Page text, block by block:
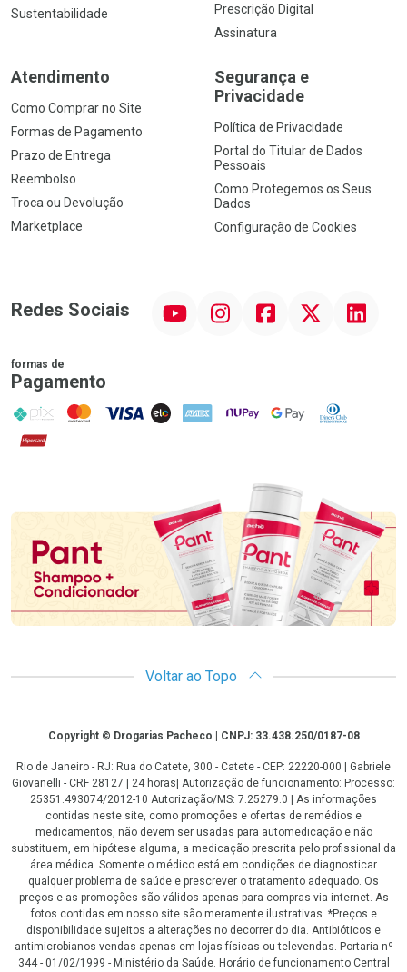
Sustentabilidade
Prescrição Digital
Assinatura
Atendimento
Como Comprar no Site
Formas de Pagamento
Prazo de Entrega
Reembolso
Troca ou Devolução
Marketplace
Segurança e
Privacidade
Política de Privacidade
Portal do Titular de Dados
Pessoais
Como Protegemos os Seus
Dados
Configuração de Cookies
Redes Sociais InstagramFacebook Linkedin
formas de
Pagamento
PIX MasterCard
VISA ELO AMEX NuPay Google PayDiners Club
Hipercard
Promoção em Destaque
Voltar ao Topo
CopyrightCopyright © Drogarias Pacheco | CNPJ: 33.438.250/0187-08
Rio de Janeiro - RJ: Rua do Catete, 300 - Catete - CEP: 22220-000 | Gabriele
Giovanelli - CRF 28127 | 24 horas| Autorização de funcionamento: Processo:
25351.493074/2012-10 Autorização/MS: 7.25279.0 | As informações
contidas neste site, como promoções e ofertas de remédios e
medicamentos, não devem ser usadas para automedicação e não
substituem, em hipótese alguma, a medicação prescrita pelo profissional da
área médica. Somente o médico está em condições de diagnosticar
qualquer problema de saúde e prescrever o tratamento adequado. Os
preços e as promoções são válidos apenas para compras via internet. As
fotos contidas em nosso site são meramente ilustrativas. *Preços e
disponibilidade sujeitos a alterações no decorrer do dia. Antibióticos e
antimicrobianos vendas apenas em lojas físicas ou televendas. Portaria nº
344 - 01/02/1999 - Ministério da Saúde. Horário de funcionamento Central